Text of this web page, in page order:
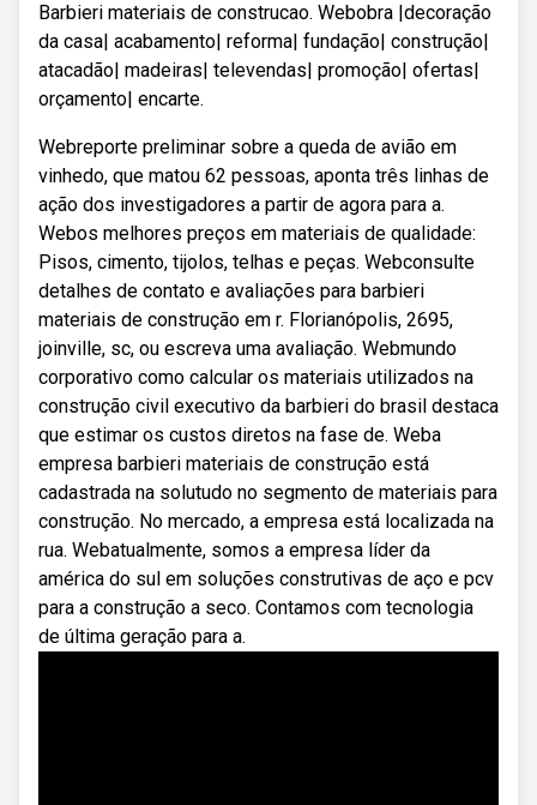
Barbieri materiais de construcao. Webobra |decoração
da casa| acabamento| reforma| fundação| construção|
atacadão| madeiras| televendas| promoção| ofertas|
orçamento| encarte.
Webreporte preliminar sobre a queda de avião em
vinhedo, que matou 62 pessoas, aponta três linhas de
ação dos investigadores a partir de agora para a.
Webos melhores preços em materiais de qualidade:
Pisos, cimento, tijolos, telhas e peças. Webconsulte
detalhes de contato e avaliações para barbieri
materiais de construção em r. Florianópolis, 2695,
joinville, sc, ou escreva uma avaliação. Webmundo
corporativo como calcular os materiais utilizados na
construção civil executivo da barbieri do brasil destaca
que estimar os custos diretos na fase de. Weba
empresa barbieri materiais de construção está
cadastrada na solutudo no segmento de materiais para
construção. No mercado, a empresa está localizada na
rua. Webatualmente, somos a empresa líder da
américa do sul em soluções construtivas de aço e pcv
para a construção a seco. Contamos com tecnologia
de última geração para a.